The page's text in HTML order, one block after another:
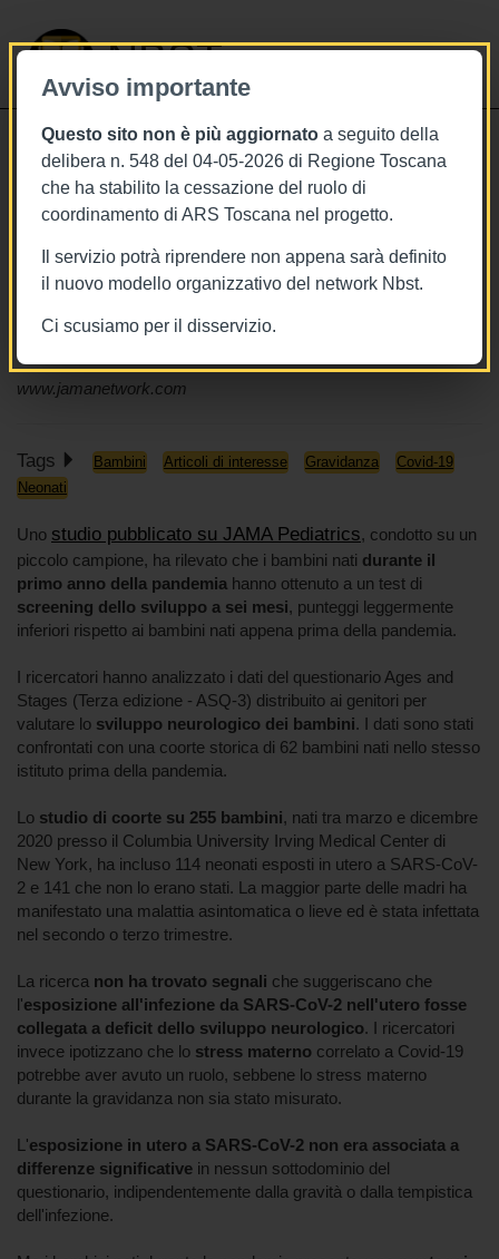
Avviso importante
Questo sito non è più aggiornato a seguito della
delibera n. 548 del 04-05-2026 di Regione Toscana
che ha stabilito la cessazione del ruolo di
coordinamento di ARS Toscana nel progetto.
Il servizio potrà riprendere non appena sarà definito
il nuovo modello organizzativo del network Nbst.
Ci scusiamo per il disservizio.
NBST
11/1/2022
Nascere durante la pandemia è
associato a lievi ritardi nello sviluppo
a 6 mesi: i risultati di un piccolo
studio
www.jamanetwork.com
Tags Bambini Articoli di interesse Gravidanza
Covid-19
Neonati
Uno studio pubblicato su JAMA Pediatrics, condotto su un
piccolo campione, ha rilevato che i bambini nati durante il
primo anno della pandemia hanno ottenuto a un test di
screening dello sviluppo a sei mesi, punteggi leggermente
inferiori rispetto ai bambini nati appena prima della pandemia.
I ricercatori hanno analizzato i dati del questionario Ages and
Stages (Terza edizione - ASQ-3) distribuito ai genitori per
valutare lo sviluppo neurologico dei bambini. I dati sono stati
confrontati con una coorte storica di 62 bambini nati nello stesso
istituto prima della pandemia.
Lo studio di coorte su 255 bambini, nati tra marzo e dicembre
2020 presso il Columbia University Irving Medical Center di
New York, ha incluso 114 neonati esposti in utero a SARS-CoV-
2 e 141 che non lo erano stati. La maggior parte delle madri ha
manifestato una malattia asintomatica o lieve ed è stata infettata
nel secondo o terzo trimestre.
La ricerca non ha trovato segnali che suggeriscano che
l'esposizione all'infezione da SARS-CoV-2 nell'utero fosse
collegata a deficit dello sviluppo neurologico. I ricercatori
invece ipotizzano che lo stress materno correlato a Covid-19
potrebbe aver avuto un ruolo, sebbene lo stress materno
durante la gravidanza non sia stato misurato.
L'esposizione in utero a SARS-CoV-2 non era associata a
differenze significative in nessun sottodominio del
questionario, indipendentemente dalla gravità o dalla tempistica
dell'infezione.